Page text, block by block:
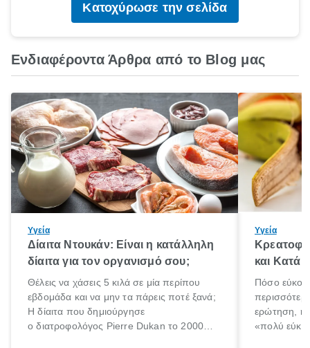
Κατοχύρωσε την σελίδα
Ενδιαφέροντα Άρθρα από το Blog μας
Υγεία
Δίαιτα Ντουκάν: Είναι η κατάλληλη
δίαιτα για τον οργανισμό σου;
Θέλεις να χάσεις 5 κιλά σε μία περίπου
εβδομάδα και να μην τα πάρεις ποτέ ξανά;
Η δίαιτα που δημιούργησε
ο διατροφολόγος Pierre Dukan το 2000
Υγεία
και Κατά
Πόσο
ερώτηση, η
«πολύ